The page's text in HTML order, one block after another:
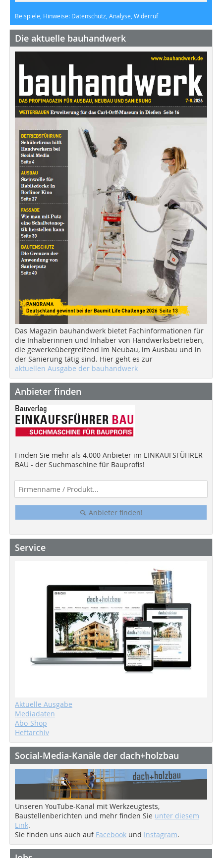
Beispiele, Hinweise: Datenschutz, Analyse, Widerruf
Die aktuelle bauhandwerk
Das Magazin bauhandwerk bietet Fachinformationen für
die Inhaberinnen und Inhaber von Handwerksbetrieben,
die gewerkeübergreifend im Neubau, im Ausbau und in
der Sanierung tätig sind. Hier geht es zur
aktuellen Ausgabe der bauhandwerk
Anbieter finden
Finden Sie mehr als 4.000 Anbieter im EINKAUFSFÜHRER
BAU - der Suchmaschine für Bauprofis!
Anbieter finden!
Service
Aktuelle Ausgabe
Mediadaten
Abo-Shop
Heftarchiv
Social-Media-Kanäle der dach+holzbau
Unseren YouTube-Kanal mit Werkzeugtests,
Baustellenberichten und mehr finden Sie unter diesem
Link.
Sie finden uns auch auf Facebook und Instagram.